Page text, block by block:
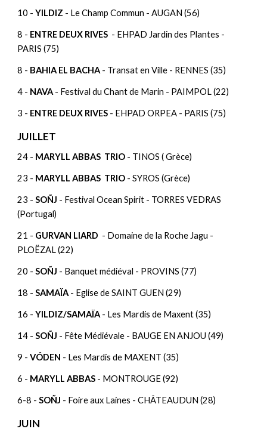
10 -YILDIZ - Le Champ Commun - AUGAN (56)
8 - ENTRE DEUX RIVES - EHPAD Jardin des Plantes -
PARIS (75)
8 - BAHIA EL BACHA - Transat en Ville - RENNES (35)
4 - NAVA - Festival du Chant de Marin - PAIMPOL (22)
3 - ENTRE DEUX RIVES - EHPAD ORPEA - PARIS (75)
JUILLET
24 - MARYLL ABBAS TRIO - TINOS ( Grèce)
23 - MARYLL ABBAS TRIO - SYROS (Grèce)
23 -SOÑJ - Festival Ocean Spirit - TORRES VEDRAS
(Portugal)
21 - GURVAN LIARD - Domaine de la Roche Jagu -
PLOËZAL (22)
20 -SOÑJ - Banquet médiéval - PROVINS (77)
18 -SAMAÏA - Eglise de SAINT GUEN (29)
16 -YILDIZ/SAMAÏA - Les Mardis de Maxent (35)
14 -SOÑJ - Fête Médiévale - BAUGE EN ANJOU (49)
9 -VÓDEN - Les Mardis de MAXENT (35)
6 - MARYLL ABBAS - MONTROUGE (92)
6-8 -SOÑJ - Foire aux Laines - CHÂTEAUDUN (28)
JUIN